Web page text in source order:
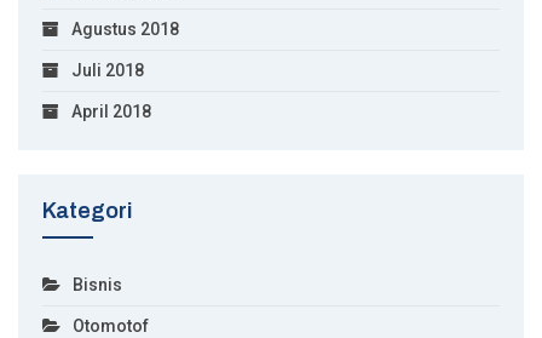
Agustus 2018
Juli 2018
April 2018
Kategori
Bisnis
Otomotof